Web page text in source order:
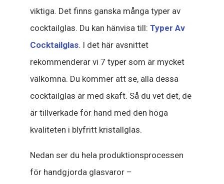
viktiga. Det finns ganska många typer av
cocktailglas. Du kan hänvisa till: Typer Av
Cocktailglas. I det här avsnittet
rekommenderar vi 7 typer som är mycket
välkomna. Du kommer att se, alla dessa
cocktailglas är med skaft. Så du vet det, de
är tillverkade för hand med den höga
kvaliteten i blyfritt kristallglas.
Nedan ser du hela produktionsprocessen
för handgjorda glasvaror –